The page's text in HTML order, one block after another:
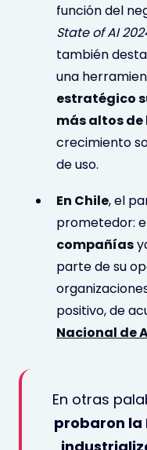
función del
State of AI
también
una
estratégico
más altos
crecimiento
de uso.
En Chile, el
prometedor:
compañías
parte de su
positivo, de
Nacional de
En otras
probaron la